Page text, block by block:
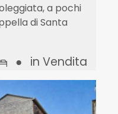
a pochi
di Santa
● in Vendita